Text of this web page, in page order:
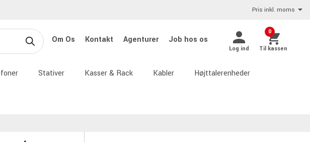
Pris inkl. moms
Om Os Kontakt Agenturer Job hos os
Log ind
0
Til kassen
Stativer Kasser & Rack Kabler Højttalerenheder